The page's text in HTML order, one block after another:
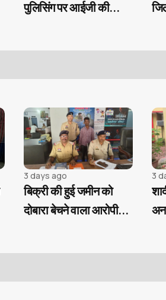
पुलिसिंग पर आईजी की
3 days ago
बिक्री की हुई जमीन को
दोबारा बेचने वाला आरोपी
3